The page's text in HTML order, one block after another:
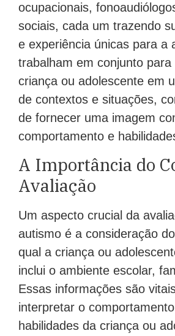
ocupacionais,
sociais, cada um trazendo
e experiência únicas para a
trabalham em conjunto para
criança ou adolescente em
de contextos e situações,
de fornecer uma imagem
comportamento e
A Importância do
Avaliação
Um aspecto crucial da
autismo é a consideração
qual a criança ou
inclui o ambiente escolar,
Essas informações são
interpretar o
habilidades da criança ou